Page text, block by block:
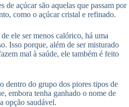
de açúcar são aquelas que passam por
como o açúcar cristal e refinado.
ele ser menos calórico, há uma
Isso porque, além de ser misturado
mal à saúde, ele também é feito
dentro do grupo dos piores tipos de
embora tenha ganhado o nome de
opção saudável.